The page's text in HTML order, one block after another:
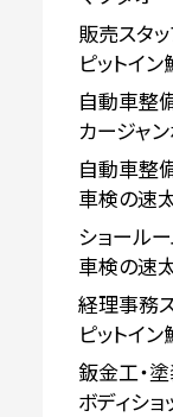
販売スタ
ピットイ
自動車整
カージャ
自動車整
車検の速
ショール
車検の速
経理事務
ピットイ
鈑金工・
ボディシ